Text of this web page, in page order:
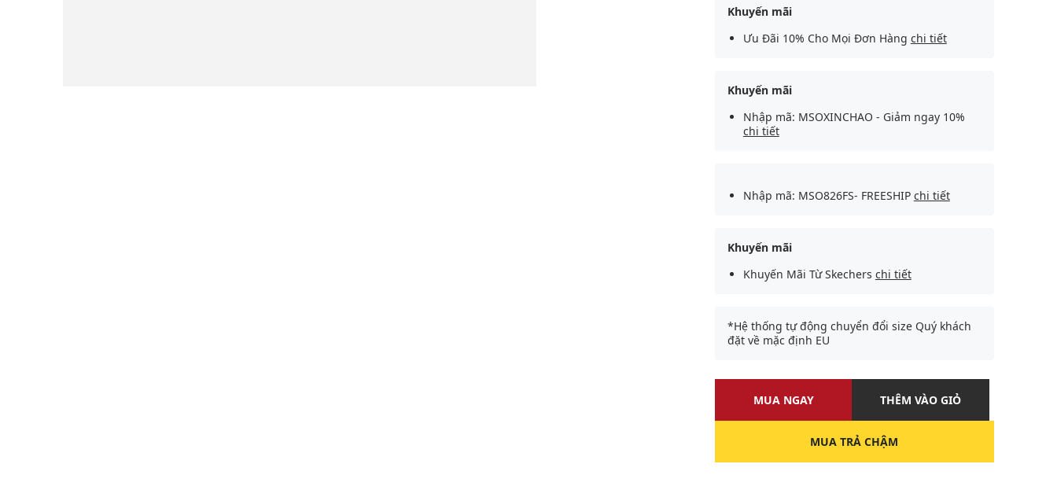
Khuyến mãi
Ưu Đãi 10% Cho Mọi Đơn Hàng chi tiết
Khuyến mãi
Nhập mã: MSOXINCHAO - Giảm ngay 10%
chi tiết
Nhập mã: MSO826FS- FREESHIP chi tiết
Khuyến mãi
Khuyến Mãi Từ Skechers chi tiết
*Hệ thống tự động chuyển đổi size Quý khách
đặt về mặc định EU
MUA NGAY THÊM VÀO GIỎ
MUA TRẢ CHẬM